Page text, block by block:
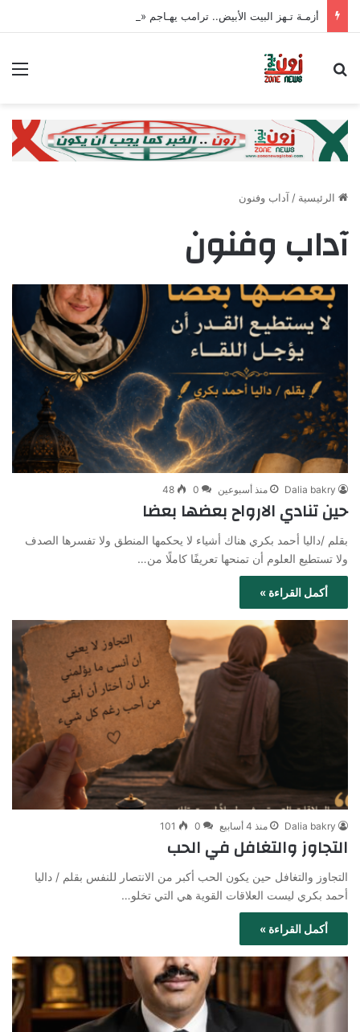
بحث عن
الرئيسية / آداب وفنون
آداب وفنون
Dalia bakry منذ أسبوعين 0
48
حين تنادي الارواح بعضها بعضا
بقلم /داليا أحمد بكري هناك أشياء لا يحكمها المنطق ولا تفسرها الصدف
ولا تستطيع العلوم أن تمنحها تعريفًا كاملًا من…
أكمل القراءة »
Dalia bakry منذ 4 أسابيع 0
101
التجاوز والتغافل في الحب
التجاوز والتغافل حين يكون الحب أكبر من الانتصار للنفس بقلم / داليا
أحمد بكري ليست العلاقات القوية هي التي تخلو…
أكمل القراءة »